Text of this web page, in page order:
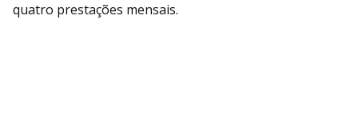
quatro prestações mensais.